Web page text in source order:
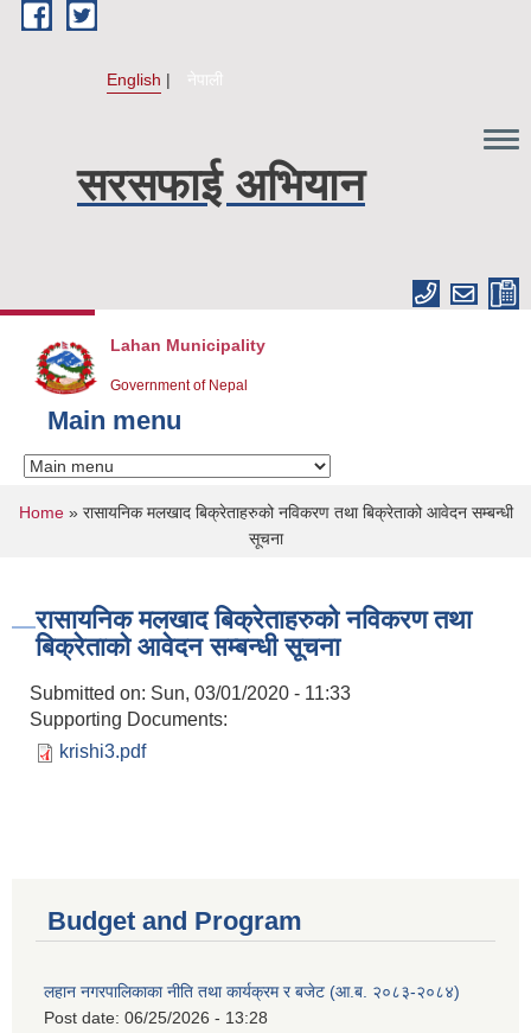
Skip to main content
English नेपाली
सरसफाई अभियान
Lahan Municipality
Government of Nepal
Main menu
You are here
Home» रासायनिक मलखाद बिक्रेताहरुको नविकरण तथा बिक्रेताको आवेदन सम्बन्धी
सूचना
रासायनिक मलखाद बिक्रेताहरुको नविकरण तथा
बिक्रेताको आवेदन सम्बन्धी सूचना
Submitted on: Sun, 03/01/2020 - 11:33
Supporting Documents:
krishi3.pdf
Budget and Program
लहान नगरपालिकाका नीति तथा कार्यक्रम र बजेट (आ.ब. २०८३-२०८४)
Post date: 06/25/2026 - 13:28